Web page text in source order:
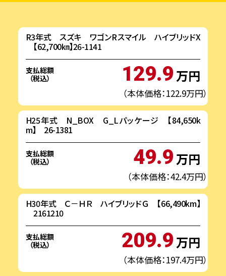
R3年式 スズキ ワゴンRスマイル ハイブリッドX
【62,700㎞】26-1141
支払総額
（税込）
129.9万円
（本体価格：122.9万円）
H25年式 N_BOX G_Lパッケージ 【84,650k
m】 26-1381
支払総額
（税込）
49.9万円
（本体価格：42.4万円）
H30年式 Ｃ－ＨＲ ハイブリッドＧ 【66,490km】
2161210
支払総額
（税込）
209.9万円
（本体価格：197.4万円）